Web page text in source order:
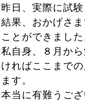
昨日、実際に試
結果、おかげさ
ことができました
私自身、８月か
ければここまで
ます。
本当に有難うござ